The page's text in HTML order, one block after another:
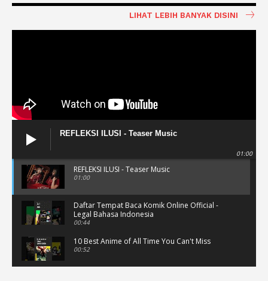
LIHAT LEBIH BANYAK DISINI
REFLEKSI ILUSI - Teaser Music
01:00
REFLEKSI ILUSI - Teaser Music
01:00
Daftar Tempat Baca Komik Online Official -
Legal Bahasa Indonesia
00:44
10 Best Anime of All Time You Can't Miss
00:52